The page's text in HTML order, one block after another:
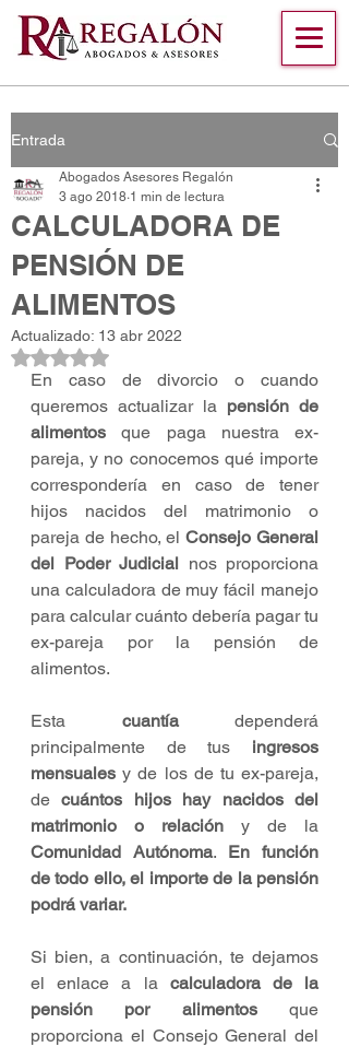
Entrada
CALCULADORA DE
PENSIÓN DE
ALIMENTOS
Abogados Asesores Regalón
3 ago 2018 1 min de lectura
Actualizado: 13 abr 2022
Obtuvo NaN de 5 estrellas.
En caso de divorcio o cuando
queremos actualizar la pensión de
alimentos que paga nuestra ex-
pareja, y no conocemos qué importe
correspondería en caso de tener
hijos nacidos del matrimonio o
pareja de hecho, el Consejo General
del Poder Judicial nos proporciona
una calculadora de muy fácil manejo
para calcular cuánto debería pagar tu
ex-pareja por la pensión de
alimentos.
Esta cuantía dependerá
principalmente de tus ingresos
mensuales y de los de tu ex-pareja,
de cuántos hijos hay nacidos del
matrimonio o relación
Comunidad Autónoma. En función
de todo ello, el importe de la pensión
podrá variar.
Si bien, a continuación, te dejamos
el enlace a la calculadora de la
pensión por alimentos que
proporciona el Consejo General del